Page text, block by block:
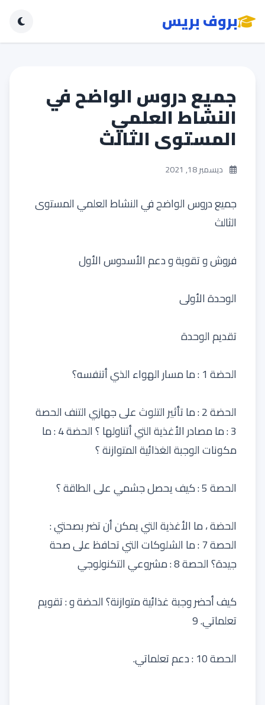
بروف بريس
جميع دروس الواضح في
النشاط العلمي
المستوى الثالث
ديسمبر 18, 2021
جميع دروس الواضح في النشاط العلمي المستوى
الثالث
فروش و تقوية و دعم الأسدوس الأول
الوحدة الأولى
تقديم الوحدة
الحضة 1 : ما مسار الهواء الذي أتنفسه؟
الحضة 2 : ما تأثير التلوث على جهازي التنف الحصة
3 : ما مصادر الأغذية التي أتناولها ؟ الحضة 4 : ما
مكونات الوجبة الغذائية المتوازنة ؟
الحصة 5 : كيف يحصل جشمي على الطاقة ؟
الحضة ، ما الأغذية التي يمكن أن تضر بصحتي :
الحصة 7 : ما الشلوكات التي تحافظ على صحة
جيدة؟ الحصة 8 : مشروعي التكنولوجي
كيف أحضر وجبة غذائية متوازنة؟ الحضة و : تقويم
تعلماتي. 9
الحصة 10 : دعم تعلماتي.